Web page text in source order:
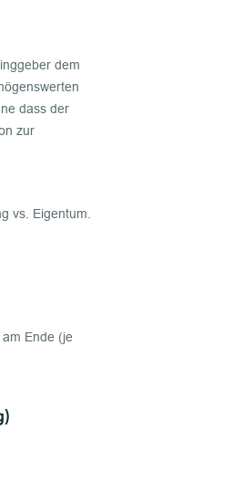
dem
dass der
zur
vs. Eigentum.
Ende (je